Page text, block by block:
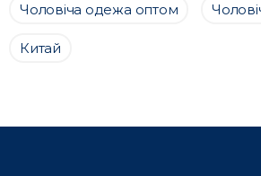
Чоловіча одежа оптом
Китай